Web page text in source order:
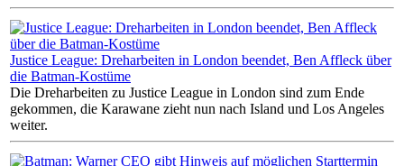
Justice League: Dreharbeiten in London beendet, Ben Affleck über
die Batman-Kostüme
Die Dreharbeiten zu Justice League in London sind zum Ende
gekommen, die Karawane zieht nun nach Island und Los Angeles
weiter.